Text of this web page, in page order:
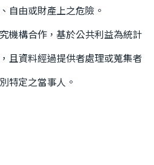
自由或財產上之危險。
機構合作，基於公共利益為統計
且資料經過提供者處理或蒐集者
特定之當事人。